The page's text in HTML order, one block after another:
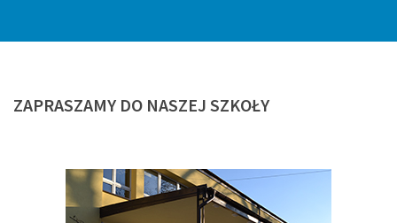
ZAPRASZAMY DO NASZEJ SZKOŁY